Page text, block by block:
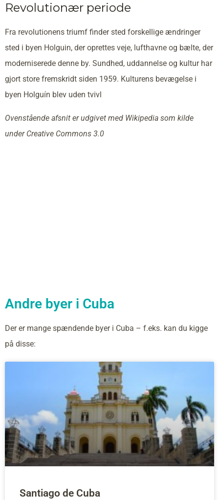
Revolutionær periode
Fra revolutionens triumf finder sted forskellige ændringer
sted i byen Holguin, der oprettes veje, lufthavne og bælte, der
moderniserede denne by. Sundhed, uddannelse og kultur har
gjort store fremskridt siden 1959. Kulturens bevægelse i
byen Holguín blev uden tvivl
Ovenstående afsnit er udgivet med Wikipedia som kilde
under Creative Commons 3.0
Andre byer i Cuba
Der er mange spændende byer i Cuba – f.eks. kan du kigge
på disse:
Santiago de Cuba